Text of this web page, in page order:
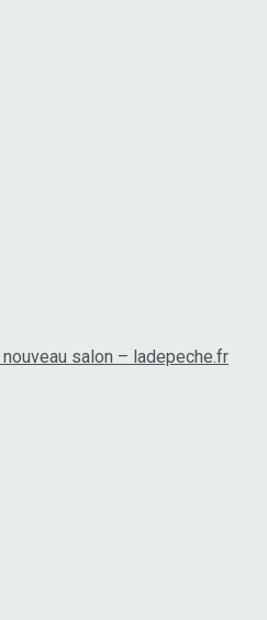
salon – ladepeche.fr